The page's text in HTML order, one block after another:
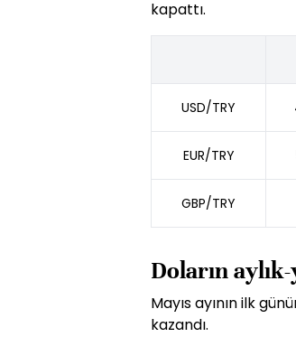
kapattı.
USD/TRY
EUR/TRY
GBP/TRY
Doların
Mayıs ayının ilk
kazandı.